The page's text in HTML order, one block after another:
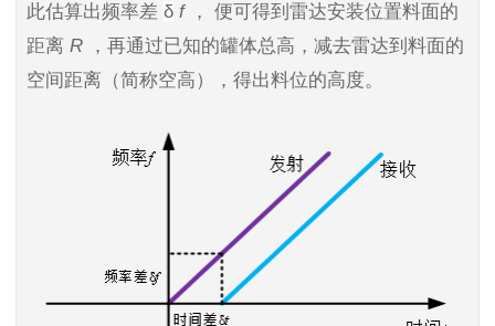
此估算出频率差 δ f ，
便可得到雷达安装位置料面的
距离 R
，再通过已知的罐体总高，减去雷达到料面的
空间距离（简称空高），得出料位的高度。